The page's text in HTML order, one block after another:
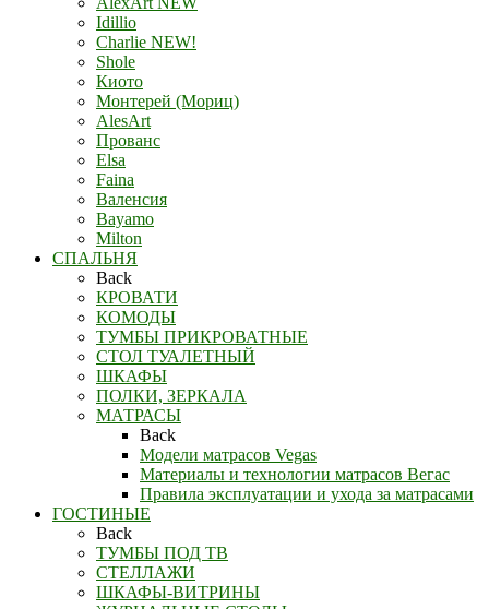
Idillio
Charlie NEW!
Shole
Киото
Монтерей (Мориц)
AlesArt
Прованс
Elsa
Faina
Валенсия
Bayamo
Milton
СПАЛЬНЯ
Back
КРОВАТИ
КОМОДЫ
ТУМБЫ ПРИКРОВАТНЫЕ
СТОЛ ТУАЛЕТНЫЙ
ШКАФЫ
ПОЛКИ, ЗЕРКАЛА
МАТРАСЫ
Back
Модели матрасов Vegas
Материалы и технологии матрасов Вегас
Правила эксплуатации и ухода за матрасами
ГОСТИНЫЕ
Back
ТУМБЫ ПОД ТВ
СТЕЛЛАЖИ
ШКАФЫ-ВИТРИНЫ